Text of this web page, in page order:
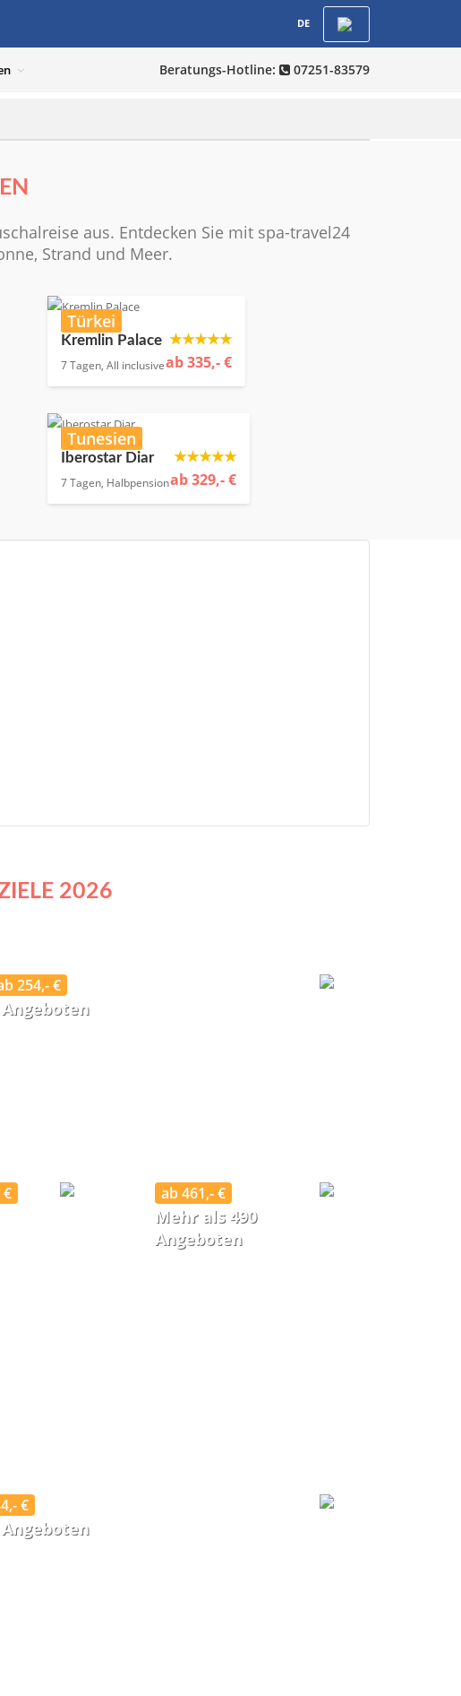
DE
Beratungs-Hotline: 07251-83579
aus. Entdecken Sie mit spa-travel24
Strand und Meer.
Türkei
Kremlin Palace
7 Tagen, All inclusive
★★★★★
ab 335,- €
Tunesien
Iberostar Diar
7 Tagen, Halbpension
★★★★★
ab 329,- €
2026
254,- €
€ ab 461,- €
Mehr als 490
Angeboten
€